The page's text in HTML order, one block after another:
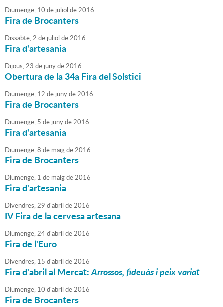
Diumenge, 10 de juliol de2016
Fira de Brocanters
Dissabte,2 de juliol de2016
Fira d'artesania
Dijous,23 de junyde2016
Obertura de la 34a Fira del Solstici
Diumenge, 12 de junyde2016
Fira de Brocanters
Diumenge, 5 de junyde2016
Fira d'artesania
Diumenge,8 de maigde2016
Fira de Brocanters
Diumenge, 1 de maigde2016
Fira d'artesania
Divendres,29 d'abril de2016
IV Fira de la cervesa artesana
Diumenge,24d'abril de2016
Fira de l'Euro
Divendres, 15 d'abril de2016
Fira d'abril al Mercat:Arrossos, fideuàs i peix variat
Diumenge, 10 d'abril de2016
Fira de Brocanters